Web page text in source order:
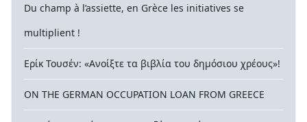
Du champ à l’assiette, en Grèce les initiatives se
multiplient !
Ερίκ Τουσέν: «Ανοίξτε τα βιβλία του δημόσιου χρέους»!
ON THE GERMAN OCCUPATION LOAN FROM GREECE